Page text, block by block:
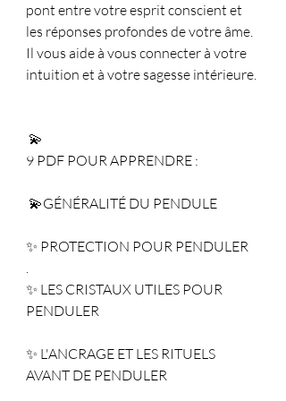
pont entre votre esprit conscient et
les réponses profondes de votre âme.
Il vous aide à vous connecter à votre
intuition et à votre sagesse intérieure.
💫
9 PDF POUR APPRENDRE :
💫GÉNÉRALITÉ DU PENDULE
✨ PROTECTION POUR PENDULER
.
✨ LES CRISTAUX UTILES POUR
PENDULER
✨ L'ANCRAGE ET LES RITUELS
AVANT DE PENDULER